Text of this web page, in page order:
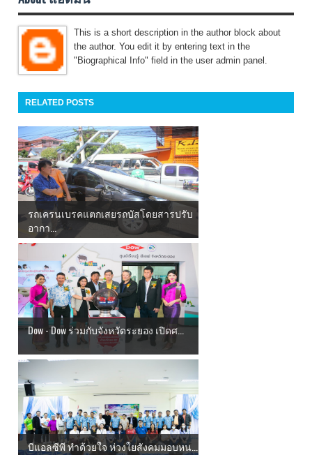
This is a short description in the author block about
the author. You edit it by entering text in the
"Biographical Info" field in the user admin panel.
RELATED POSTS
รถเครนเบรคแตกเสยรถบัสโดยสารปรับ
อากา...
Dow - Dow ร่วมกับจังหวัดระยอง เปิดศ...
บีแอลซีพี ทำด้วยใจ ห่วงใยสังคมมอบหน...